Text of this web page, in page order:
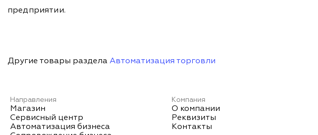
предприятии.
Другие товары раздела Автоматизация торговли
Направления
Магазин
Сервисный центр
Автоматизация бизнеса
Компания
О компании
Реквизиты
Контакты